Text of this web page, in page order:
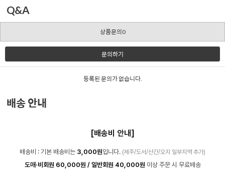
Q&A
상품문의0
문의하기
등록된 문의가 없습니다.
배송 안내
[배송비 안내]
배송비 : 기본 배송비는 3,000원입니다. (제주/도서/산간/오지 일부지역 추가)
도매·비회원 60,000원 / 일반회원 40,000원 이상 주문 시 무료배송